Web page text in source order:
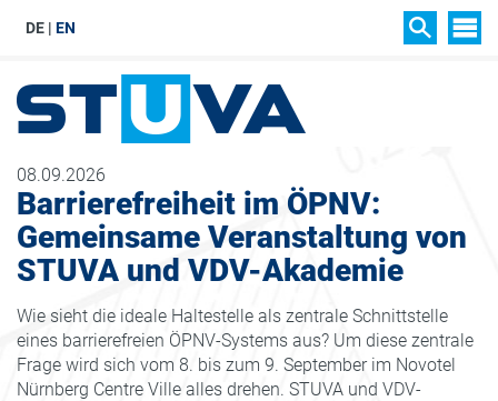
DE EN
08.09.2026
Barrierefreiheit im ÖPNV:
Gemeinsame Veranstaltung von
STUVA und VDV-Akademie
Wie sieht die ideale Haltestelle als zentrale Schnittstelle
eines barrierefreien ÖPNV-Systems aus? Um diese zentrale
Frage wird sich vom 8. bis zum 9. September im Novotel
Nürnberg Centre Ville alles drehen. STUVA und VDV-